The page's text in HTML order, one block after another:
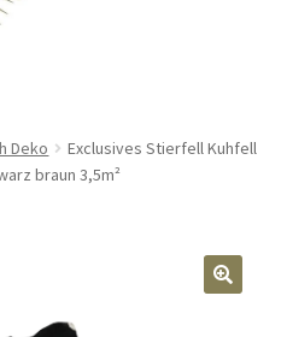
öffnen
Deko
Exclusives Stierfell Kuhfell
braun 3,5m²